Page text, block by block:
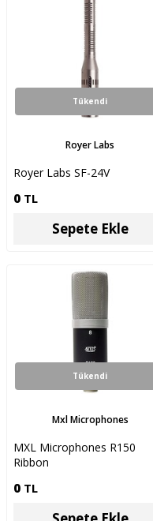
Tükendi
Royer Labs
Royer Labs SF-24V
0 TL
Sepete Ekle
Tükendi
Mxl Microphones
MXL Microphones R150
Ribbon
0 TL